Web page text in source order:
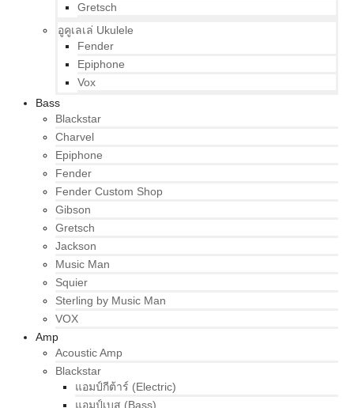
Gretsch
อูคูเลเล่ Ukulele
Fender
Epiphone
Vox
Bass
Blackstar
Charvel
Epiphone
Fender
Fender Custom Shop
Gibson
Gretsch
Jackson
Music Man
Squier
Sterling by Music Man
VOX
Amp
Acoustic Amp
Blackstar
แอมป์กีต้าร์ (Electric)
แอมป์เบส (Bass)